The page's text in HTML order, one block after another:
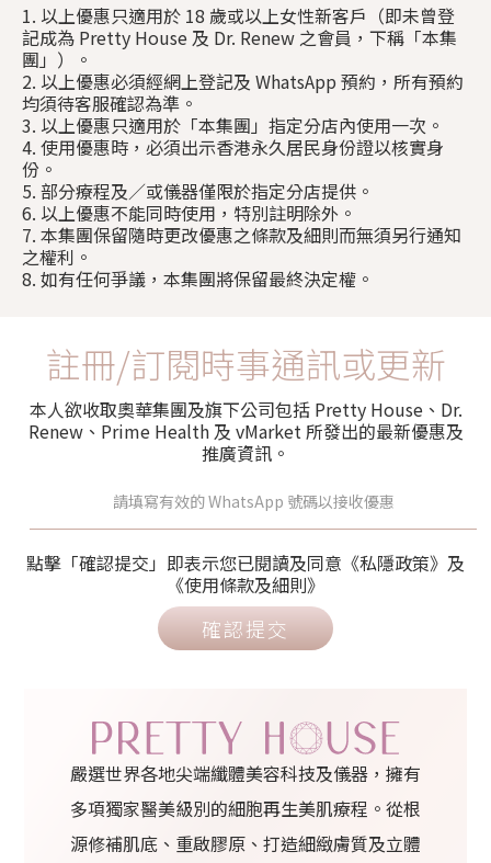
1. 以上優惠只適用於 18 歲或以上女性新客戶（即未曾登
記成為 Pretty House 及 Dr. Renew 之會員，下稱「本集
團」）。
2. 以上優惠必須經網上登記及 WhatsApp 預約，所有預約
均須待客服確認為準。
3. 以上優惠只適用於「本集團」指定分店內使用一次。
4. 使用優惠時，必須出示香港永久居民身份證以核實身
份。
5. 部分療程及／或儀器僅限於指定分店提供。
6. 以上優惠不能同時使用，特別註明除外。
7. 本集團保留隨時更改優惠之條款及細則而無須另行通知
之權利。
8. 如有任何爭議，本集團將保留最終決定權。
註冊/訂閱時事通訊或更新
本人欲收取奧華集團及旗下公司包括 Pretty House、Dr.
Renew、Prime Health 及 vMarket 所發出的最新優惠及
推廣資訊。
點擊「確認提交」即表示您已閱讀及同意《私隱政策》及
《使用條款及細則》
確認提交
嚴選世界各地尖端纖體美容科技及儀器，擁有
多項獨家醫美級別的細胞再生美肌療程。從根
源修補肌底、重啟膠原、打造細緻膚質及立體